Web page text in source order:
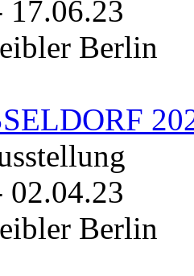
17.06.23
Berlin
02.04.23
Berlin